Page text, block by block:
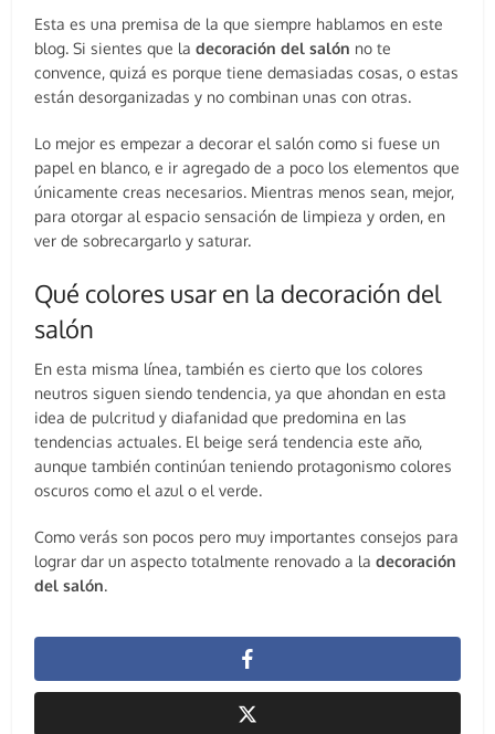
Esta es una premisa de la que siempre hablamos en este
blog. Si sientes que ladecoración del salón no te
convence, quizá es porque tiene demasiadas cosas, o estas
están desorganizadas y no combinan unas con otras.
Lo mejor es empezar a decorar el salón como si fuese un
papel en blanco, e ir agregado de a poco los elementos que
únicamente creas necesarios. Mientras menos sean, mejor,
para otorgar al espacio sensación de limpieza y orden, en
ver de sobrecargarlo y saturar.
Qué colores usar en la decoración del
salón
En esta misma línea, también es cierto que los colores
neutros siguen siendo tendencia, ya que ahondan en esta
idea de pulcritud y diafanidad que predomina en las
tendencias actuales. El beige será tendencia este año,
aunque también continúan teniendo protagonismo colores
oscuros como el azul o el verde.
Como verás son pocos pero muy importantes consejos para
lograr dar un aspecto totalmente renovado a ladecoración
del salón.